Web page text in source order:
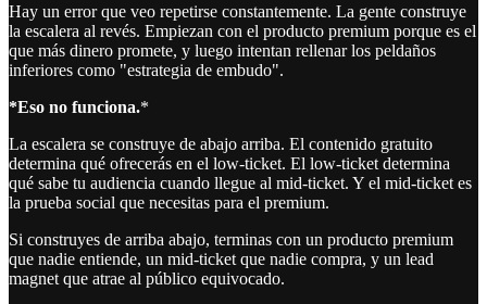
Hay un error que veo repetirse constantemente. La gente construye
la escalera al revés. Empiezan con el producto premium porque es el
que más dinero promete, y luego intentan rellenar los peldaños
inferiores como "estrategia de embudo".
*Eso no funciona.*
La escalera se construye de abajo arriba. El contenido gratuito
determina qué ofrecerás en el low-ticket. El low-ticket determina
qué sabe tu audiencia cuando llegue al mid-ticket. Y el mid-ticket es
la prueba social que necesitas para el premium.
Si construyes de arriba abajo, terminas con un producto premium
que nadie entiende, un mid-ticket que nadie compra, y un lead
magnet que atrae al público equivocado.